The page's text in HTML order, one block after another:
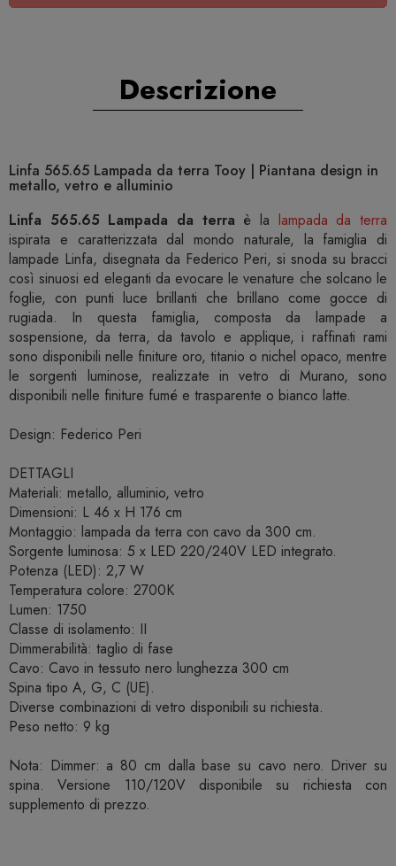
Descrizione
Linfa 565.65 Lampada da terra Tooy | Piantana design in
metallo, vetro e alluminio
Linfa 565.65 Lampada da terra è la lampada da terra
ispirata e caratterizzata dal mondo naturale, la famiglia di
lampade Linfa, disegnata da Federico Peri, si snoda su bracci
così sinuosi ed eleganti da evocare le venature che solcano le
foglie, con punti luce brillanti che brillano come gocce di
rugiada. In questa famiglia, composta da lampade a
sospensione, da terra, da tavolo e applique, i raffinati rami
sono disponibili nelle finiture oro, titanio o nichel opaco, mentre
le sorgenti luminose, realizzate in vetro di Murano, sono
disponibili nelle finiture fumé e trasparente o bianco latte.
Design: Federico Peri
DETTAGLI
Materiali: metallo, alluminio, vetro
Dimensioni: L 46 x H 176 cm
Montaggio: lampada da terra con cavo da 300 cm.
Sorgente luminosa: 5 x LED 220/240V LED integrato.
Potenza (LED): 2,7 W
Temperatura colore: 2700K
Lumen: 1750
Classe di isolamento: II
Dimmerabilità: taglio di fase
Cavo: Cavo in tessuto nero lunghezza 300 cm
Spina tipo A, G, C (UE).
Diverse combinazioni di vetro disponibili su richiesta.
Peso netto: 9 kg
Nota: Dimmer: a 80 cm dalla base su cavo nero. Driver su
spina. Versione 110/120V disponibile su richiesta con
supplemento di prezzo.